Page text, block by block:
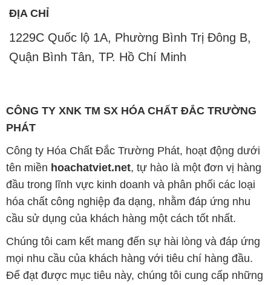
CÔNG TY XNK TM SX HÓA CHẤT ĐẮC TRƯỜNG
PHÁT
đầu trong lĩnh vực kinh doanh và phân phối các loại
hóa chất công nghiệp đa dạng, nhằm đáp ứng nhu
cầu sử dụng của khách hàng một cách tốt nhất.
Chúng tôi cam kết mang đến sự hài lòng và đáp ứng
mọi nhu cầu của khách hàng với tiêu chí hàng đầu.
Để đạt được mục tiêu này, chúng tôi cung cấp những
sản phẩm hóa chất chất lượng cao với giá thành hợp
lý, tạo nên giá trị thực sự cho khách hàng.
Uy tín là nguyên tắc hàng đầu trong hoạt động kinh
doanh của chúng tôi. Chúng tôi luôn ý thức rằng mỗi